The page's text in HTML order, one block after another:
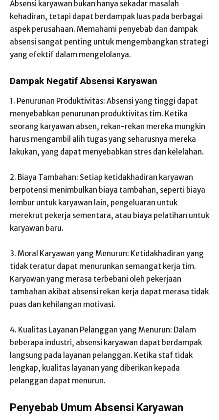
Absensi karyawan bukan hanya sekadar masalah
kehadiran, tetapi dapat berdampak luas pada berbagai
aspek perusahaan. Memahami penyebab dan dampak
absensi sangat penting untuk mengembangkan strategi
yang efektif dalam mengelolanya.
Dampak Negatif Absensi Karyawan
1. Penurunan Produktivitas: Absensi yang tinggi dapat
menyebabkan penurunan produktivitas tim. Ketika
seorang karyawan absen, rekan-rekan mereka mungkin
harus mengambil alih tugas yang seharusnya mereka
lakukan, yang dapat menyebabkan stres dan kelelahan.
2. Biaya Tambahan: Setiap ketidakhadiran karyawan
berpotensi menimbulkan biaya tambahan, seperti biaya
lembur untuk karyawan lain, pengeluaran untuk
merekrut pekerja sementara, atau biaya pelatihan untuk
karyawan baru.
3. Moral Karyawan yang Menurun: Ketidakhadiran yang
tidak teratur dapat menurunkan semangat kerja tim.
Karyawan yang merasa terbebani oleh pekerjaan
tambahan akibat absensi rekan kerja dapat merasa tidak
puas dan kehilangan motivasi.
4. Kualitas Layanan Pelanggan yang Menurun: Dalam
beberapa industri, absensi karyawan dapat berdampak
langsung pada layanan pelanggan. Ketika staf tidak
lengkap, kualitas layanan yang diberikan kepada
pelanggan dapat menurun.
Penyebab Umum Absensi Karyawan